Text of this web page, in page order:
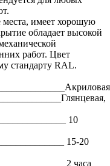
места, имеет хорошую
обладает высокой
работ. Цвет
стандарту RAL.
10
15-20
2 часа